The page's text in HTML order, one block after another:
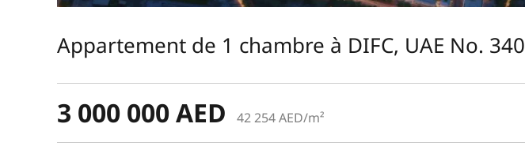
Appartement de 1 chambre à DIFC, UAE No. 340
3 000 000 AED 42 254 AED/m²